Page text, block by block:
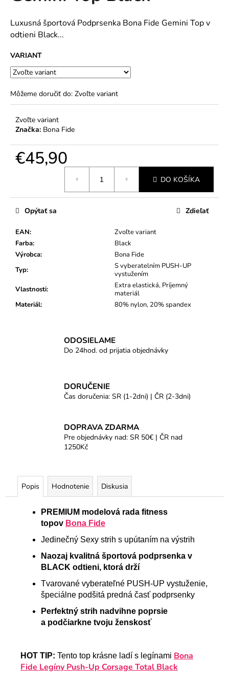
hviezdičiek.
Luxusná športová Podprsenka Bona Fide Gemini Top v
odtieni Black...
VARIANT
Môžeme doručiť do: Zvoľte variant
Zvoľte variant
Značka: Bona Fide
€45,90
DO KOŠÍKA
EAN:
Zvoľte variant
Farba:
Black
Výrobca:
Bona Fide
Typ:
S vyberatelním PUSH-UP
vystužením
Vlastnosti:
Extra elastická, Príjemný
materiál
Materiál: 80% nylon, 20% spandex
Opýtať sa Zdieľať
ODOSIELAME
Do 24hod. od prijatia objednávky
DORUČENIE
Čas doručenia: SR (1-2dni) | ČR (2-3dni)
DOPRAVA ZDARMA
Pre objednávky nad: SR 50€ | ČR nad
1250Kč
Popis Hodnotenie Diskusia
PREMIUM modelová rada fitness
topov Bona Fide
Jedinečný Sexy strih s upútaním na výstrih
Naozaj kvalitná športová podprsenka v
BLACK odtieni, ktorá drží
Tvarované vyberateľné PUSH-UP vystuženie,
špeciálne podšitá predná časť podprsenky
Perfektný strih nadvihne poprsie
a podčiarkne tvoju ženskosť
HOT TIP: Tento top krásne ladí s legínami Bona
Fide Legíny Push-Up Corsage Total Black
m
e